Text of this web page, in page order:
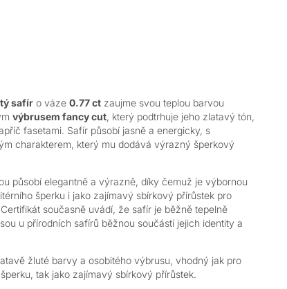
safír o váze0.77 ct zaujme svou teplou barvou
výbrusem fancy cut , který podtrhuje jeho zlatavý tón,
fasetami. Safír působí jasně a energicky, s
charakterem, který mu dodává výrazný šperkový
působí elegantně a výrazně, díky čemuž je výbornou
šperku i jako zajímavý sbírkový přírůstek pro
Certifikát současně uvádí, že safír je běžně tepelně
u přírodních safírů běžnou součástí jejich identity a
žluté barvy a osobitého výbrusu, vhodný jak pro
tak jako zajímavý sbírkový přírůstek.